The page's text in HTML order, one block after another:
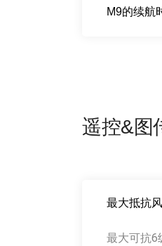
M9的续航
遥控&图
最大抵抗
最大可抗6